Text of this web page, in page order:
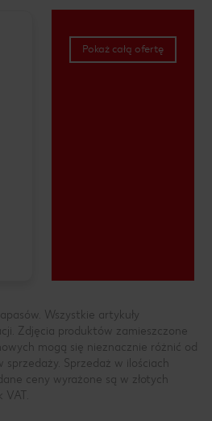
Pokaż całą ofertę
Wszystkie artykuły
Zdjęcia produktów zamieszczone
mogą się nieznacznie różnić od
Sprzedaż w ilościach
ceny wyrażone są w złotych